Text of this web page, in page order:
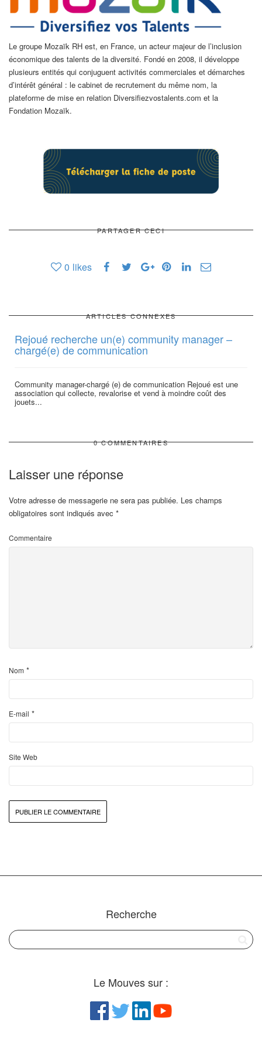
Le groupe Mozaïk RH est, en France, un acteur majeur de l’inclusion
économique des talents de la diversité. Fondé en 2008, il développe
plusieurs entités qui conjuguent activités commerciales et démarches
d’intérêt général : le cabinet de recrutement du même nom, la
plateforme de mise en relation Diversifiezvostalents.com et la
Fondation Mozaïk.
PARTAGER CECI
0 likes
ARTICLES CONNEXES
Rejoué recherche un(e) community manager –
chargé(e) de communication
Community manager-chargé (e) de communication Rejoué est une
association qui collecte, revalorise et vend à moindre coût des
jouets...
0 COMMENTAIRES
Laisser une réponse
Votre adresse de messagerie ne sera pas publiée. Les champs
obligatoires sont indiqués avec *
Commentaire
Nom *
E-mail *
Site Web
Recherche
Le Mouves sur :